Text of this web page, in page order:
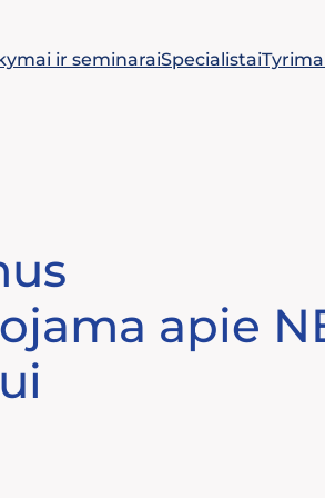
ir seminaraiSpecialistai
apie